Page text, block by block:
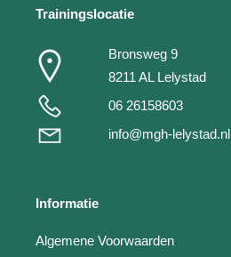
Trainingslocatie
Bronsweg 9
8211 AL Lelystad
06 26158603
info@mgh-lelystad.nl
Informatie
Algemene Voorwaarden